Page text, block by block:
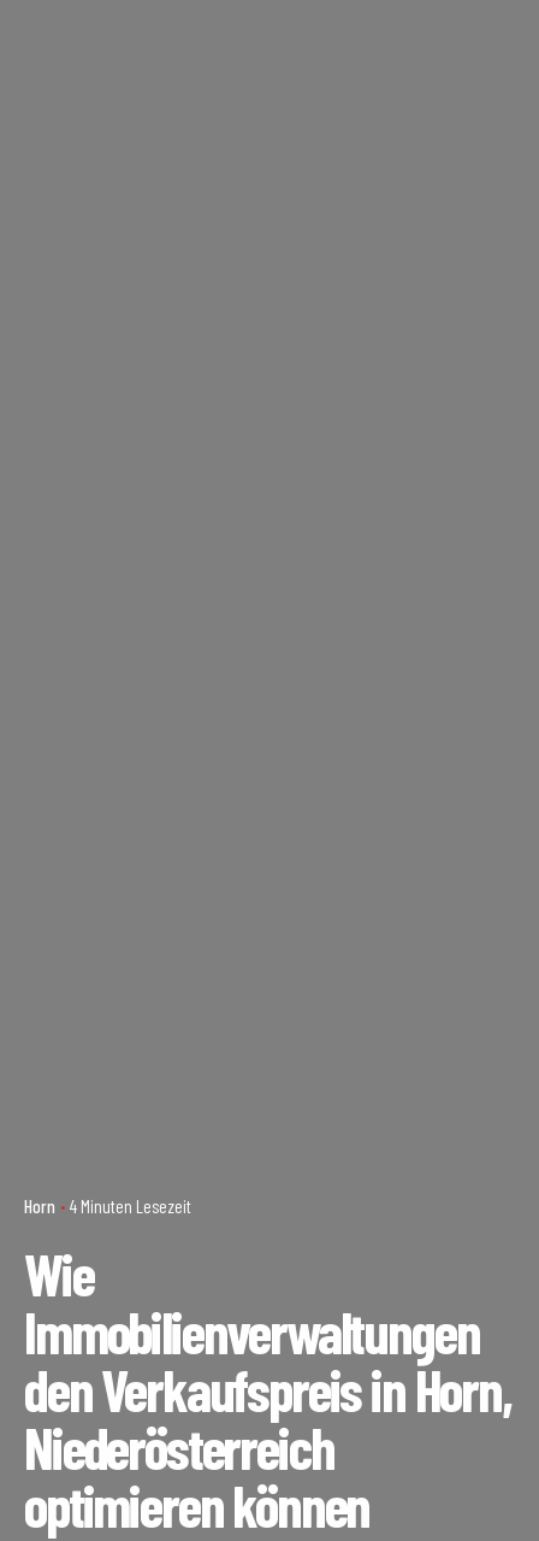
Horn 4 Minuten Lesezeit
Wie
Immobilienverwaltungen
den Verkaufspreis in Horn,
Niederösterreich
optimieren können